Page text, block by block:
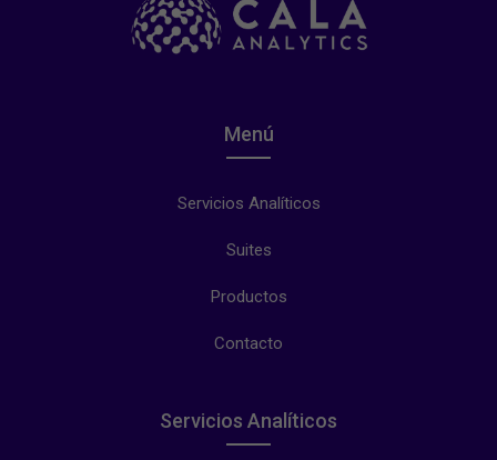
Menú
Servicios Analíticos
Suites
Productos
Contacto
Servicios Analíticos